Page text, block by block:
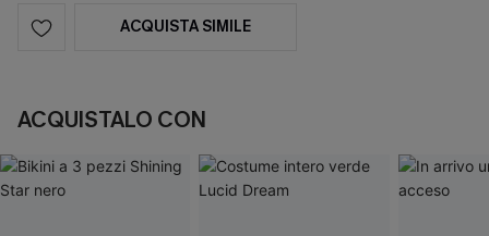
ACQUISTA SIMILE
ACQUISTALO CON